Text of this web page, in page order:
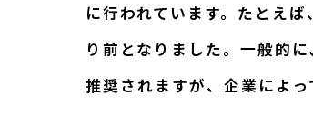
に行われています。たとえ
り前となりました。一般的
推奨されますが、企業によ